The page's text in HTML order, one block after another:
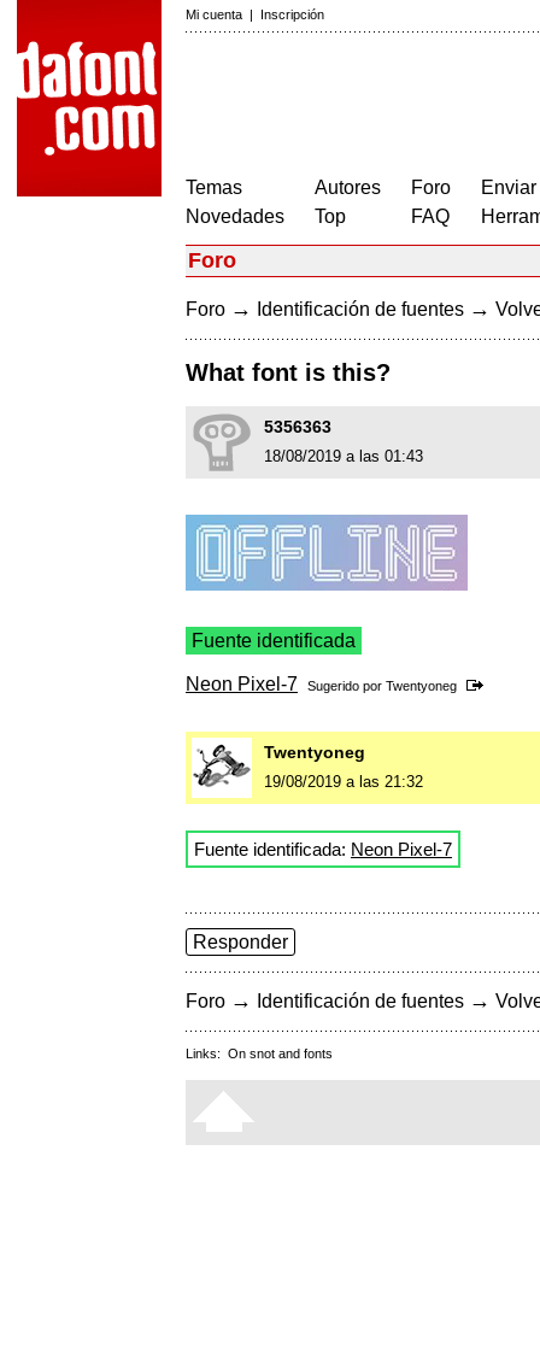
Mi cuenta | Inscripción
Temas
Novedades
Autores
Top
Foro
FAQ
Foro
Foro → Identificación de fuentes →
What font is this?
5356363
18/08/2019 a las 01:43
Fuente identificada
Neon Pixel-7 Sugerido por Twentyoneg
Twentyoneg
19/08/2019 a las 21:32
Fuente identificada: Neon Pixel-7
Responder
Foro → Identificación de fuentes →
Links: On snot and fonts